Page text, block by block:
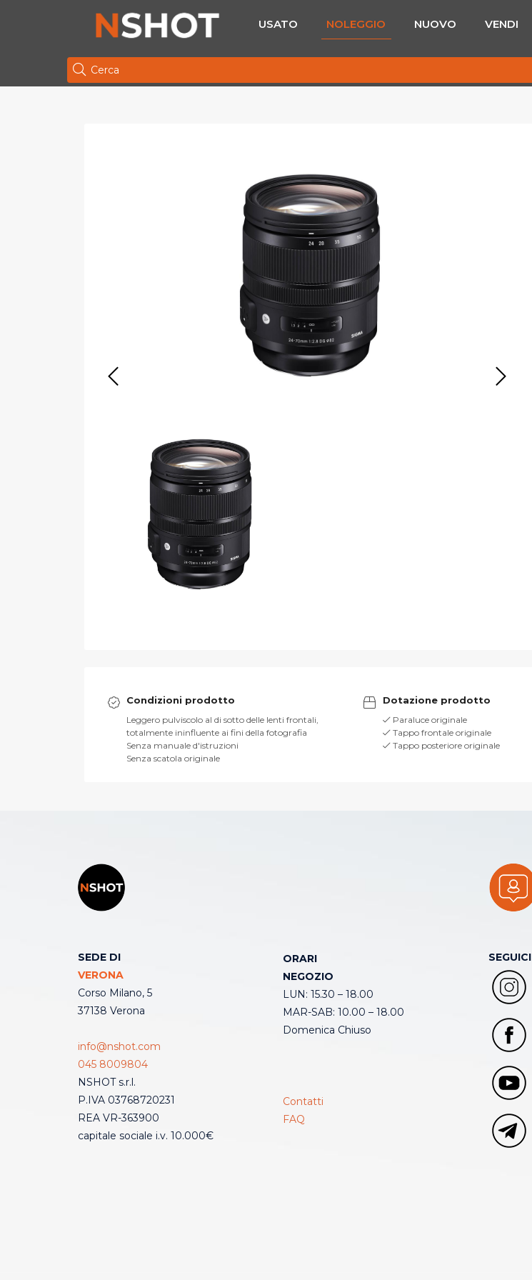
USATO NOLEGGIO NUOVO VENDI
Condizioni prodotto
Leggero pulviscolo al di sotto delle lenti frontali,
totalmente ininfluente ai fini della fotografia
Senza manuale d'istruzioni
Senza scatola originale
Dotazione prodotto
Paraluce originale
Tappo frontale originale
Tappo posteriore originale
SEDE DI
VERONA
Corso Milano, 5
37138 Verona
info@nshot.com
045 8009804
NSHOT s.r.l.
P.IVA 03768720231
REA VR-363900
capitale sociale i.v. 10.000€
ORARI
NEGOZIO
LUN: 15.30 – 18.00
MAR-SAB: 10.00 – 18.00
Domenica Chiuso
Contatti
FAQ
SEGUICI